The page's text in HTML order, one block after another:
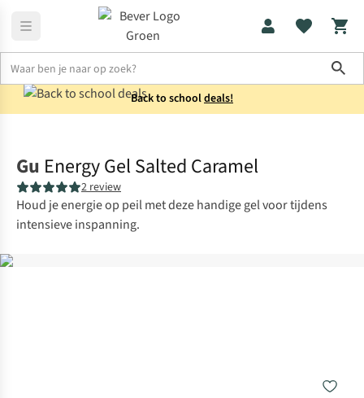
Back to schooldeals!
Gu Energy Gel Salted Caramel
2 review
Houd je energie op peil met deze handige gel voor tijdens
intensieve inspanning.